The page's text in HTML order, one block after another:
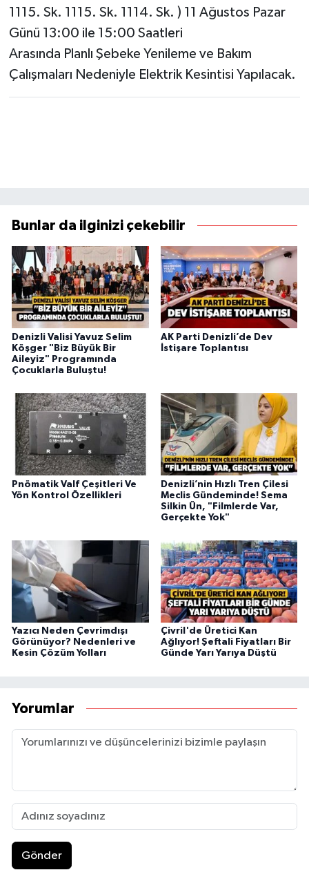
1115. Sk. 1115. Sk. 1114. Sk. ) 11 Ağustos Pazar
Günü 13:00 ile 15:00 Saatleri
Arasında Planlı Şebeke Yenileme ve Bakım
Çalışmaları Nedeniyle Elektrik Kesintisi Yapılacak.
Bunlar da ilginizi çekebilir
Denizli Valisi Yavuz Selim
Köşger "Biz Büyük Bir
Aileyiz" Programında
Çocuklarla Buluştu!
AK Parti Denizli’de Dev
İstişare Toplantısı
Pnömatik Valf Çeşitleri Ve
Yön Kontrol Özellikleri
Denizli’nin Hızlı Tren Çilesi
Meclis Gündeminde! Sema
Silkin Ün, "Filmlerde Var,
Gerçekte Yok"
Yazıcı Neden Çevrimdışı
Görünüyor? Nedenleri ve
Kesin Çözüm Yolları
Çivril'de Üretici Kan
Ağlıyor! Şeftali Fiyatları Bir
Günde Yarı Yarıya Düştü
Yorumlar
Gönder